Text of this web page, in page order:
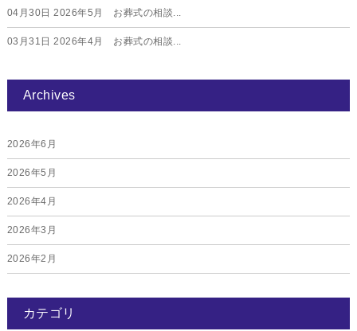
04月30日 2026年5月 お葬式の相談...
03月31日 2026年4月 お葬式の相談...
Archives
2026年6月
2026年5月
2026年4月
2026年3月
2026年2月
2025年12月
カテゴリ